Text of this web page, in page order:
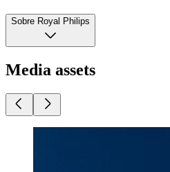
Sobre Royal Philips
Media assets